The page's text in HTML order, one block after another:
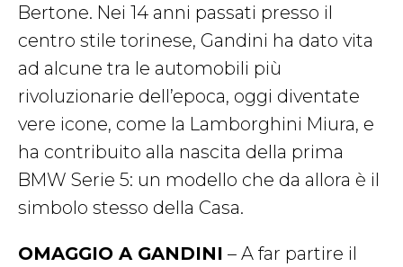
Bertone. Nei 14 anni passati presso il
centro stile torinese, Gandini ha dato vita
ad alcune tra le automobili più
rivoluzionarie dell’epoca, oggi diventate
vere icone, come la Lamborghini Miura, e
ha contribuito alla nascita della prima
BMW Serie 5: un modello che da allora è il
simbolo stesso della Casa.
OMAGGIO A GANDINI – A far partire il